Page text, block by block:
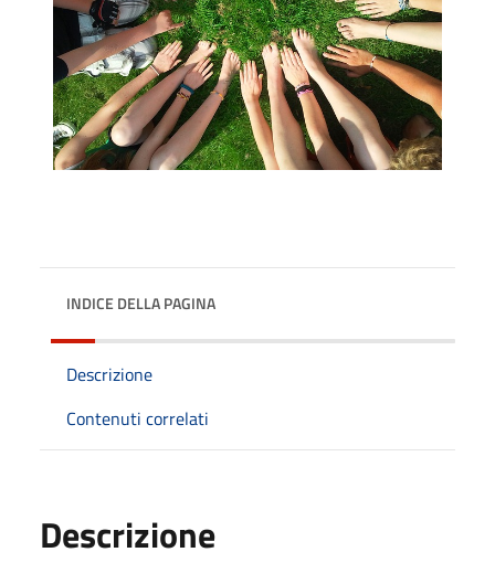
INDICE DELLA PAGINA
Descrizione
Contenuti correlati
Descrizione